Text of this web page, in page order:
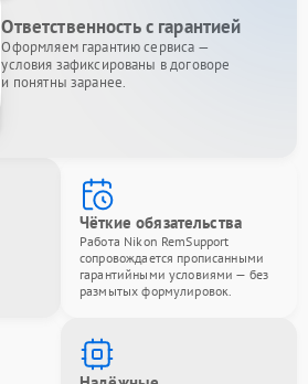
Ответственность с гарантией
Оформляем гарантию сервиса —
условия зафиксированы в договоре
и понятны заранее.
Чёткие обязательства
Работа Nikon RemSupport
сопровождается прописанными
гарантийными условиями — без
размытых формулировок.